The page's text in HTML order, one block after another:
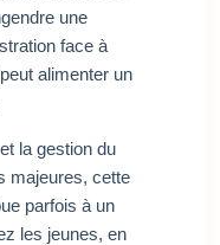
une
face à
alimenter un
la gestion du
majeures, cette
parfois à un
les jeunes, en